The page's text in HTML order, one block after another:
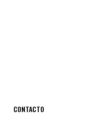
CONTACTO